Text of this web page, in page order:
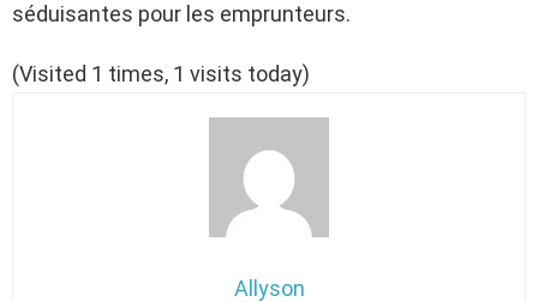
séduisantes pour les emprunteurs.
(Visited 1 times, 1 visits today)
Allyson